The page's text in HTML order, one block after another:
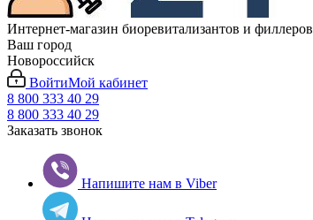
Интернет-магазин биоревитализантов и филлеров
Ваш город
Новороссийск
ВойтиМой кабинет
8 800 333 40 29
8 800 333 40 29
Заказать звонок
Напишите нам в Viber